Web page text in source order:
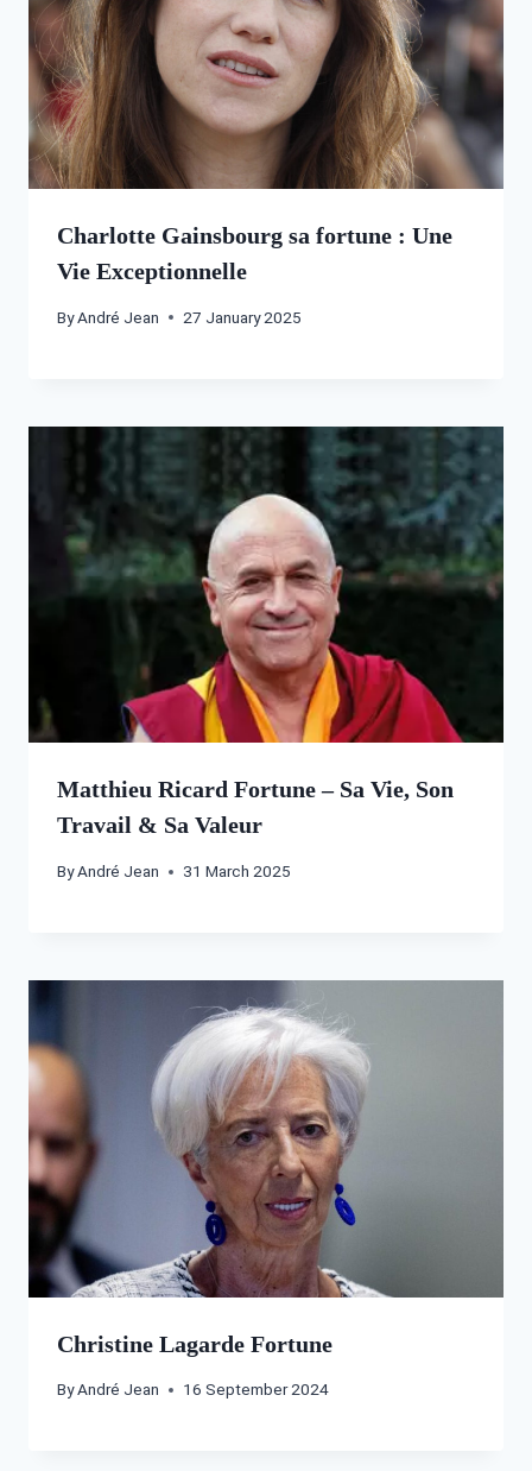
Charlotte Gainsbourg sa fortune : Une
Vie Exceptionnelle
ByAndré Jean 27 January 2025
Matthieu Ricard Fortune – Sa Vie, Son
Travail & Sa Valeur
ByAndré Jean 31 March 2025
Christine Lagarde Fortune
ByAndré Jean 16 September 2024